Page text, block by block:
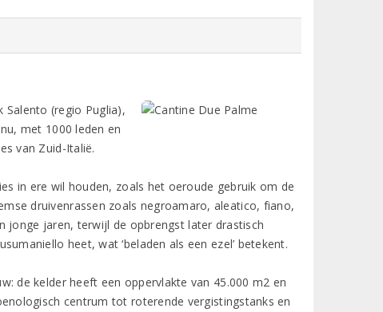
Salento (regio Puglia),
met 1000 leden en
van Zuid-Italië.
in ere wil houden, zoals het oeroude gebruik om de
druivenrassen zoals negroamaro, aleatico, fiano,
jonge jaren, terwijl de opbrengst later drastisch
heet, wat ‘beladen als een ezel’ betekent.
de kelder heeft een oppervlakte van 45.000 m2 en
centrum tot roterende vergistingstanks en